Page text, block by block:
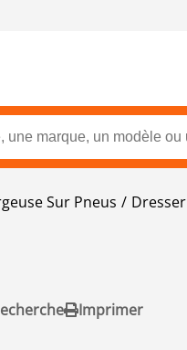
Sur Pneus Dresser
Imprimer